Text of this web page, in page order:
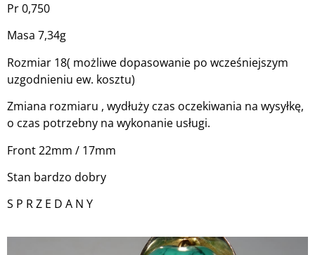
Pr 0,750
Masa 7,34g
Rozmiar 18( możliwe dopasowanie po wcześniejszym
uzgodnieniu ew. kosztu)
Zmiana rozmiaru , wydłuży czas oczekiwania na wysyłkę,
o czas potrzebny na wykonanie usługi.
Front 22mm / 17mm
Stan bardzo dobry
S P R Z E D A N Y